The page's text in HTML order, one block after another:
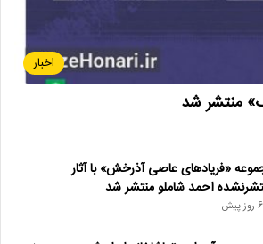
اخبار
منتشر شد
«فریادهای عاصی آذرخش» با آثار
احمد شاملو منتشر شد
6 روز پیش